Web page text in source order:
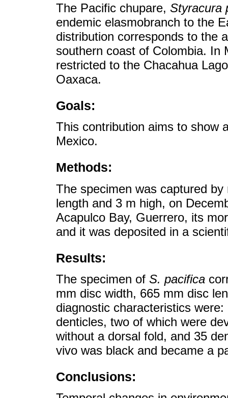
The Pacific chupare, Styracura
endemic elasmobranch to the
distribution corresponds to the
southern coast of Colombia. In
restricted to the Chacahua
Oaxaca.
Goals:
This contribution aims to show
Mexico.
Methods:
The specimen was captured
length and 3 m high, on
Acapulco Bay, Guerrero, its
and it was deposited in a
Results:
The specimen of S. pacifica
mm disc width, 665 mm disc
diagnostic characteristics
denticles, two of which were
without a dorsal fold, and 35
vivo was black and became a
Conclusions: